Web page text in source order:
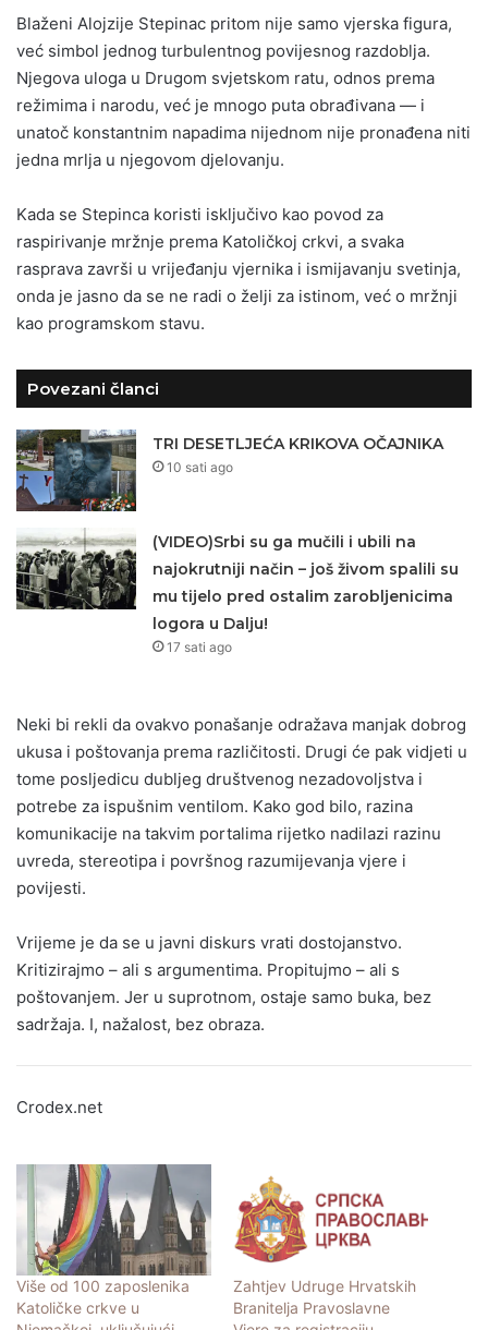
Blaženi Alojzije Stepinac pritom nije samo vjerska figura,
već simbol jednog turbulentnog povijesnog razdoblja.
Njegova uloga u Drugom svjetskom ratu, odnos prema
režimima i narodu, već je mnogo puta obrađivana — i
unatoč konstantnim napadima nijednom nije pronađena niti
jedna mrlja u njegovom djelovanju.
Kada se Stepinca koristi isključivo kao povod za
raspirivanje mržnje prema Katoličkoj crkvi, a svaka
rasprava završi u vrijeđanju vjernika i ismijavanju svetinja,
onda je jasno da se ne radi o želji za istinom, već o mržnji
kao programskom stavu.
Povezani članci
TRI DESETLJEĆA KRIKOVA OČAJNIKA
10 sati ago
(VIDEO)Srbi su ga mučili i ubili na
najokrutniji način – još živom spalili su
mu tijelo pred ostalim zarobljenicima
logora u Dalju!
17 sati ago
Neki bi rekli da ovakvo ponašanje odražava manjak dobrog
ukusa i poštovanja prema različitosti. Drugi će pak vidjeti u
tome posljedicu dubljeg društvenog nezadovoljstva i
potrebe za ispušnim ventilom. Kako god bilo, razina
komunikacije na takvim portalima rijetko nadilazi razinu
uvreda, stereotipa i površnog razumijevanja vjere i
povijesti.
Vrijeme je da se u javni diskurs vrati dostojanstvo.
Kritizirajmo – ali s argumentima. Propitujmo – ali s
poštovanjem. Jer u suprotnom, ostaje samo buka, bez
sadržaja. I, nažalost, bez obraza.
Crodex.net
Više od 100 zaposlenika
Katoličke crkve u
Zahtjev Udruge Hrvatskih
Branitelja Pravoslavne